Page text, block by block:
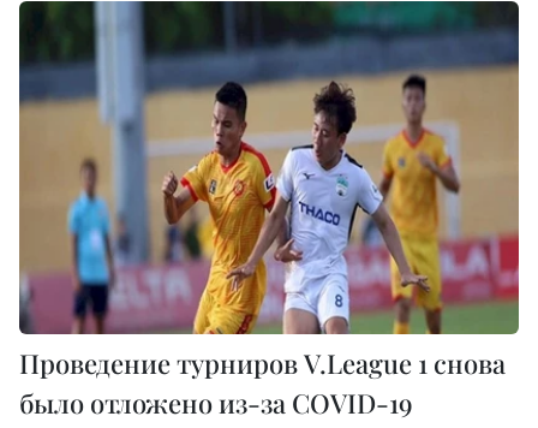
Проведение турниров V.League 1 снова
было отложено из-за COVID-19